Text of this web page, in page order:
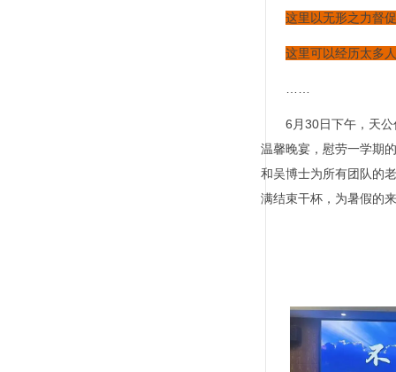
这里以无形之力督
这里可以经历太多
6月30日下午，天
温馨晚宴，慰劳一学期
和吴博士为所有团队的
满结束干杯，为暑假的